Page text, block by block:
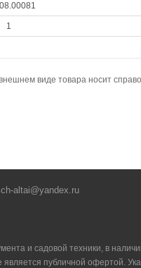
1
виде товара носит
altai@yandex.ru
и садовой техники, в
публичной офертой.